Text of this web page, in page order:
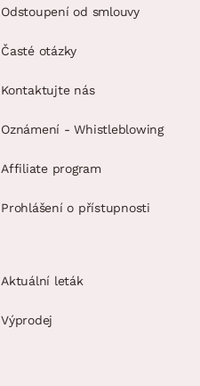
Odstoupení od smlouvy
Časté otázky
Kontaktujte nás
Oznámení - Whistleblowing
Affiliate program
Prohlášení o přístupnosti
Aktuální leták
Výprodej